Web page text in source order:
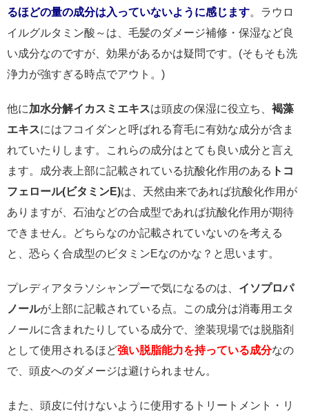
るほどの量の成分は入っていないように感じます。ラウロ
イルグルタミン酸～は、毛髪のダメージ補修・保湿など良
い成分なのですが、効果があるかは疑問です。(そもそも洗
浄力が強すぎる時点でアウト。)
他に加水分解イカスミエキスは頭皮の保湿に役立ち、 褐藻
エキスにはフコイダンと呼ばれる育毛に有効な成分が含ま
れていたりします。これらの成分はとても良い成分と言え
ます。成分表上部に記載されている抗酸化作用のある トコ
フェロール(ビタミンE)は、天然由来であれば抗酸化作用が
ありますが、石油などの合成型であれば抗酸化作用が期待
できません。どちらなのか記載されていないのを考える
と、恐らく合成型のビタミンEなのかな？と思います。
プレディアタラソシャンプーで気になるのは、 イソプロパ
ノールが上部に記載されている点。この成分は消毒用エタ
ノールに含まれたりしている成分で、塗装現場では脱脂剤
として使用されるほど強い脱脂能力を持っている成分なの
で、頭皮へのダメージは避けられません。
また、頭皮に付けないように使用するトリートメント・リ